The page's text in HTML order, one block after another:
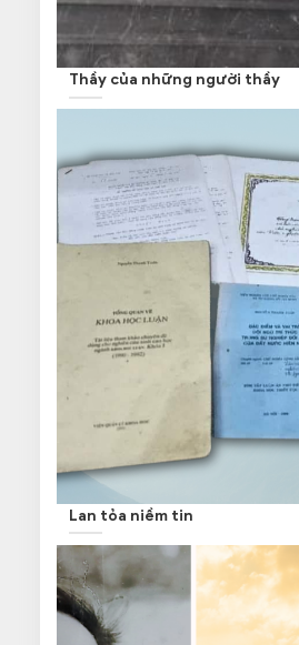
Thầy của những người thầy
Lan tỏa niềm tin